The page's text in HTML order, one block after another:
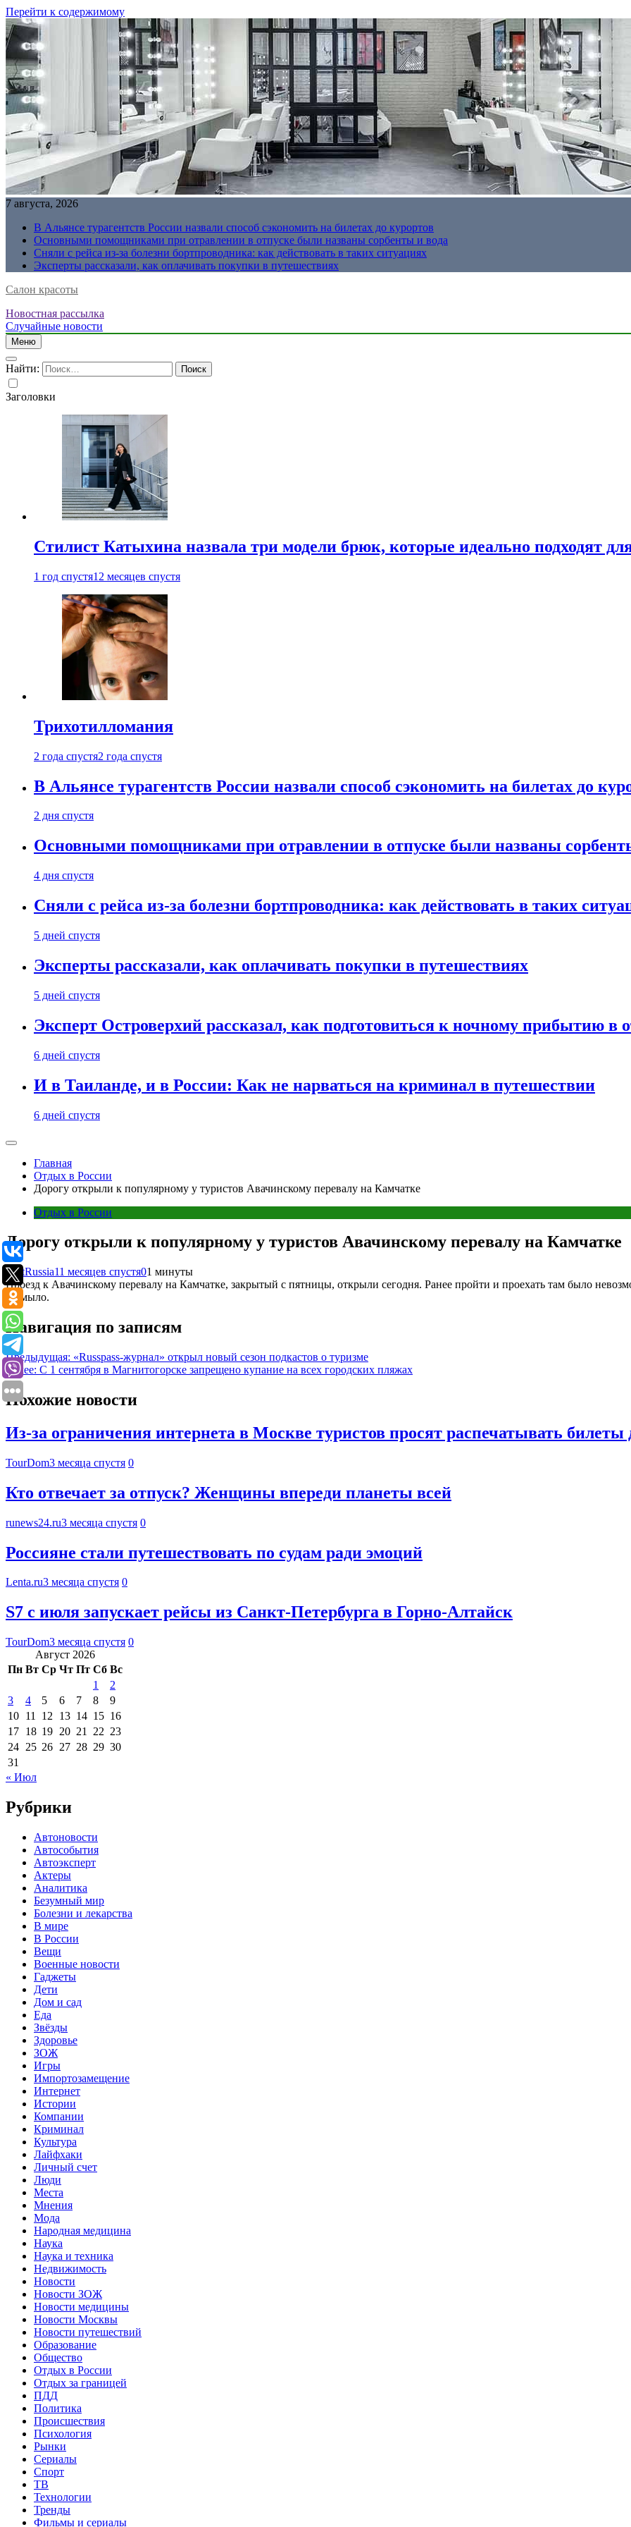
Перейти к содержимому
7 августа, 2026
В Альянсе турагентств России назвали способ сэкономить на билетах до курортов
Основными помощниками при отравлении в отпуске были названы сорбенты и вода
Сняли с рейса из-за болезни бортпроводника: как действовать в таких ситуациях
Эксперты рассказали, как оплачивать покупки в путешествиях
Салон красоты
Новостная рассылка
Случайные новости
Меню
Найти:
Заголовки
Стилист Катыхина назвала три модели брюк, которые идеально подходят
1 год спустя12 месяцев спустя
Трихотилломания
2 года спустя2 года спустя
В Альянсе турагентств России назвали способ сэкономить на билетах до
2 дня спустя
Основными помощниками при отравлении в отпуске были названы
4 дня спустя
Сняли с рейса из-за болезни бортпроводника: как действовать в таких
5 дней спустя
Эксперты рассказали, как оплачивать покупки в путешествиях
5 дней спустя
Эксперт Островерхий рассказал, как подготовиться к ночному прибытию в
6 дней спустя
И в Таиланде, и в России: Как не нарваться на криминал в путешествии
6 дней спустя
Главная
Отдых в России
Дорогу открыли к популярному у туристов Авачинскому перевалу на Камчатке
Отдых в России
Дорогу открыли к популярному у туристов Авачинскому перевалу на Камчатке
EastRussia11 месяцев спустя01 минуты
Проезд к Авачинскому перевалу на Камчатке, закрытый с пятницы, открыли сегодня. Ранее пройти и проехать там было
размыло.
Навигация по записям
Предыдущая: «Russpass-журнал» открыл новый сезон подкастов о туризме
Далее: С 1 сентября в Магнитогорске запрещено купание на всех городских пляжах
Похожие новости
Из-за ограничения интернета в Москве туристов просят распечатывать билеты
TourDom3 месяца спустя 0
Кто отвечает за отпуск? Женщины впереди планеты всей
runews24.ru3 месяца спустя 0
Россияне стали путешествовать по судам ради эмоций
Lenta.ru3 месяца спустя 0
S7 с июля запускает рейсы из Санкт-Петербурга в Горно-Алтайск
TourDom3 месяца спустя 0
Август 2026
Пн Вт Ср Чт Пт Сб Вс
1
2
3
4 5 6 7 8
9
10 11 12 13 14 15 16
17 18 19 20 21 22 23
24 25 26 27 28 29 30
31
« Июл
Рубрики
Автоновости
Автособытия
Автоэксперт
Актеры
Аналитика
Безумный мир
Болезни и лекарства
В мире
В России
Вещи
Военные новости
Гаджеты
Дети
Дом и сад
Еда
Звёзды
Здоровье
ЗОЖ
Игры
Импортозамещение
Интернет
Истории
Компании
Криминал
Культура
Лайфхаки
Личный счет
Люди
Места
Мнения
Мода
Народная медицина
Наука
Наука и техника
Недвижимость
Новости
Новости ЗОЖ
Новости медицины
Новости Москвы
Новости путешествий
Образование
Общество
Отдых в России
Отдых за границей
ПДД
Политика
Происшествия
Психология
Рынки
Сериалы
Спорт
ТВ
Технологии
Тренды
Фильмы и сериалы